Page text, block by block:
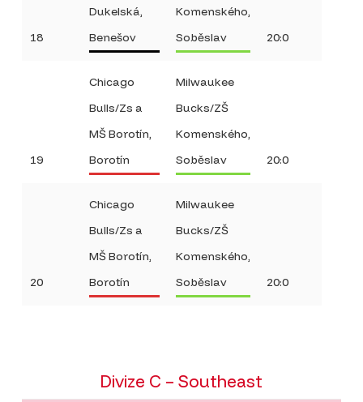
18
Dukelská,
Benešov
Komenského,
Soběslav
20:0
19
Chicago
Bulls/Zs a
MŠ Borotín,
Borotín
Milwaukee
Bucks/ZŠ
Komenského,
Soběslav
20:0
20
Chicago
Bulls/Zs a
MŠ Borotín,
Borotín
Milwaukee
Bucks/ZŠ
Komenského,
Soběslav
20:0
Divize C – Southeast